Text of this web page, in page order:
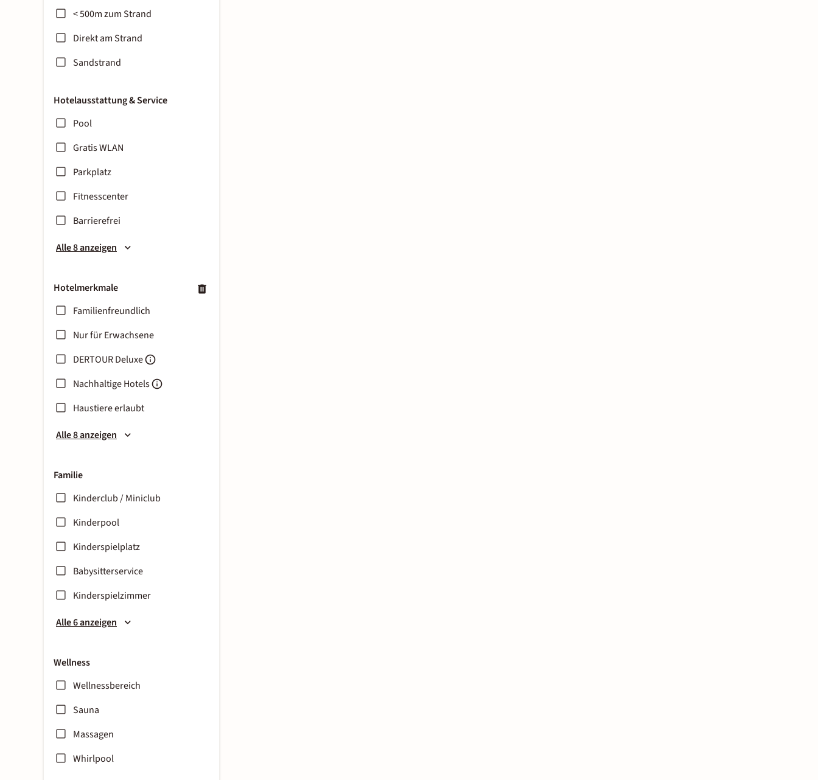
< 500m zum Strand
Direkt am Strand
Sandstrand
Hotelausstattung & Service
Pool
Gratis WLAN
Parkplatz
Fitnesscenter
Barrierefrei
Alle 8 anzeigen
Hotelmerkmale
Familienfreundlich
Nur für Erwachsene
DERTOUR Deluxe
Nachhaltige Hotels
Haustiere erlaubt
Alle 8 anzeigen
Familie
Kinderclub / Miniclub
Kinderpool
Kinderspielplatz
Babysitterservice
Kinderspielzimmer
Alle 6 anzeigen
Wellness
Wellnessbereich
Sauna
Massagen
Whirlpool